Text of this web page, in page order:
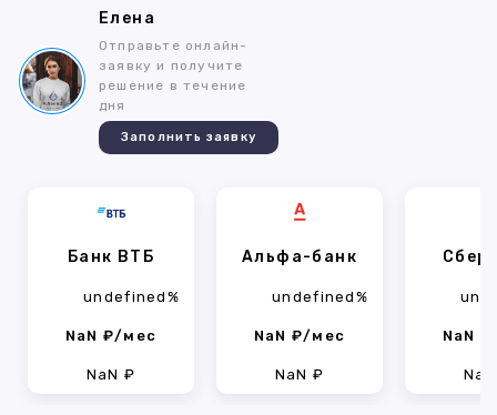
Елена
Отправьте онлайн-
заявку и получите
решение в течение
дня
Заполнить заявку
Банк ВТБ
undefined%
NaN ₽/мес
NaN ₽
Альфа-банк
undefined%
NaN ₽/мес
NaN ₽
NaN